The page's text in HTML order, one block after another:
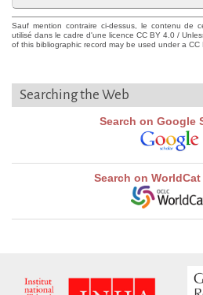
Sauf mention contraire ci-dessus, le contenu de
utilisé dans le cadre d'une licence CC BY 4.0 /
of this bibliographic record may be used under a CC
Searching the Web
Search on Google
Search on